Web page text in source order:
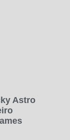
Astro